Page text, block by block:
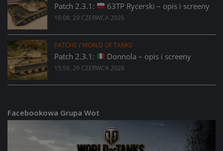
Patch 2.3.1: 63TP Rycerski – opis i screeny
16:08, 29 CZERWCA 2026
PATCHE /WORLD OF TANKS
Patch 2.3.1: Donnola – opis i screeny
15:59, 29 CZERWCA 2026
Facebookowa Grupa Wot